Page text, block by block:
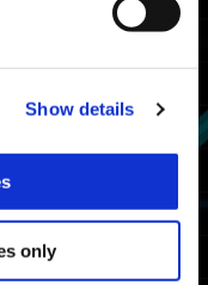
Show details
only
갱신